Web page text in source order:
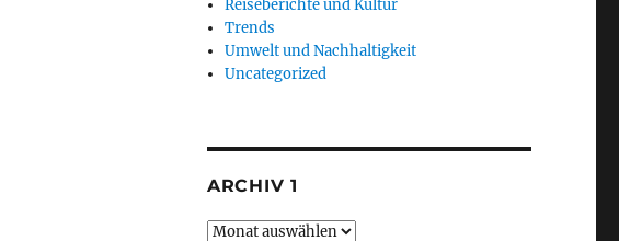
Reiseberichte und Kultur
Trends
Umwelt und Nachhaltigkeit
Uncategorized
ARCHIV 1
Archiv